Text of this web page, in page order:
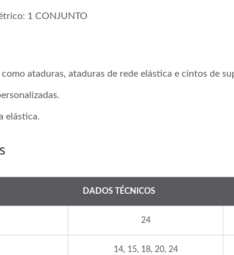
1 CONJUNTO
ataduras, ataduras de rede elástica e cintos de
elástica.
DADOS TÉCNICOS
24
14, 15, 18, 20, 24